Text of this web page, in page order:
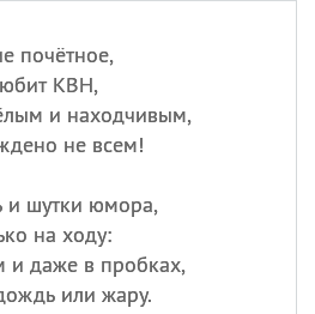
почётное,
КВН,
и находчивым,
не всем!
и шутки юмора,
на ходу:
и даже в пробках,
или жару.